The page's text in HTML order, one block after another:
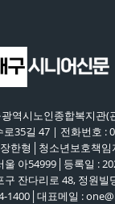
역시노인종합복지관(
35길 47 | 전화번호 :
한형│청소년보호책임
울 아54999│등록일 :
구 잔다리로 48, 정원빌
1400│대표메일 :